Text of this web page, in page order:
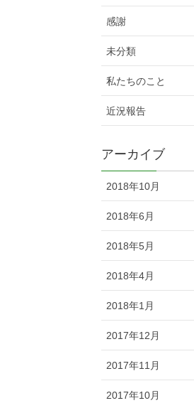
感謝
未分類
私たちのこと
近況報告
アーカイブ
2018年10月
2018年6月
2018年5月
2018年4月
2018年1月
2017年12月
2017年11月
2017年10月